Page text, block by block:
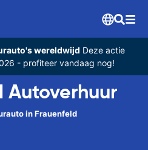
wereldwijd Deze actie
- profiteer vandaag nog!
Autoverhuur
in Frauenfeld